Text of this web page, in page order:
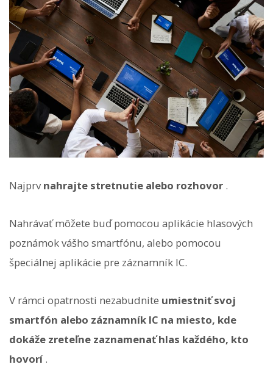
Najprvnahrajte stretnutie alebo rozhovor .
Nahrávať môžete buď pomocou aplikácie hlasových
poznámok vášho smartfónu, alebo pomocou
špeciálnej aplikácie pre záznamník IC.
V rámci opatrnosti nezabudnite umiestniť svoj
smartfón alebo záznamník IC na miesto, kde
dokáže zreteľne zaznamenať hlas každého, kto
hovorí.